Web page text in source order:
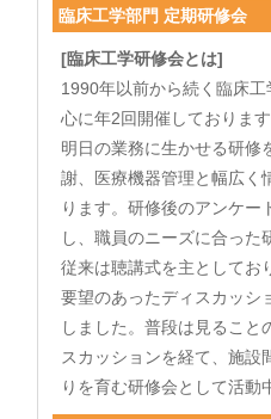
臨床工学部門 定期研修会
[臨床工学研修会とは]
1990年以前から続く臨床
心に年2回開催しております
明日の業務に生かせる研修
謝、医療機器管理と幅広く
ります。研修後のアンケー
し、職員のニーズに合った
従来は聴講式を主としてお
要望のあったディスカッシ
しました。普段は見ること
スカッションを経て、施設
りを育む研修会として活動